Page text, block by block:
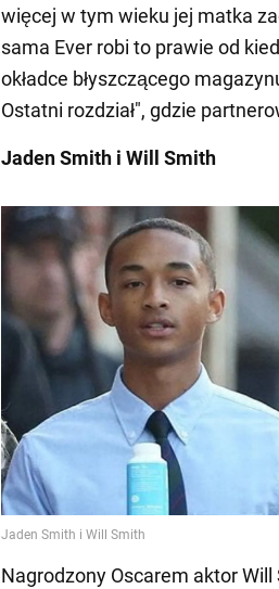
więcej w tym wieku jej matka
sama Ever robi to prawie od
okładce błyszczącego
Ostatni rozdział", gdzie
Jaden Smith i Will Smith
Nagrodzony Oscarem aktor